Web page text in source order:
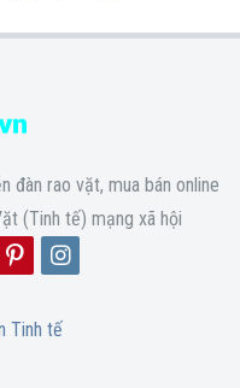
đàn rao vặt, mua bán online
(Tinh tế) mạng xã hội
Tinh tế